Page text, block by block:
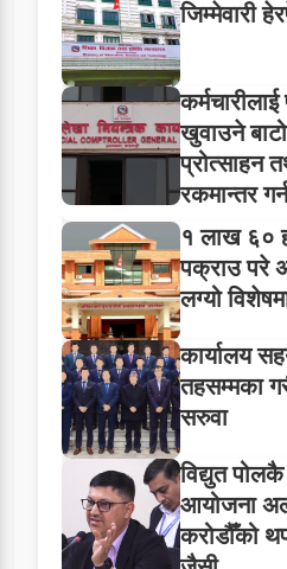
जिम्मेवारी
कर्मचारीलाई
खुवाउने
प्रोत्साहन
रकमान्तर
१ लाख ६०
पक्राउ परे
लग्यो
कार्यालय
तहसम्मका
सरुवा
विद्युत
आयोजना
करोडौँको